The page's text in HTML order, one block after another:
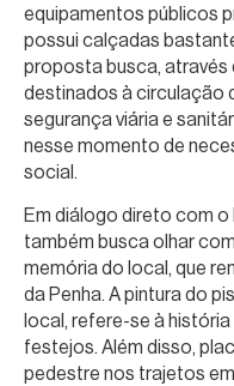
equipamentos públicos
possui calçadas
proposta busca,
destinados à circulação
segurança viária e
nesse momento de
social.
Em diálogo direto com
também busca olhar
memória do local, que
da Penha. A pintura do
local, refere-se à
festejos. Além disso,
pedestre nos trajetos